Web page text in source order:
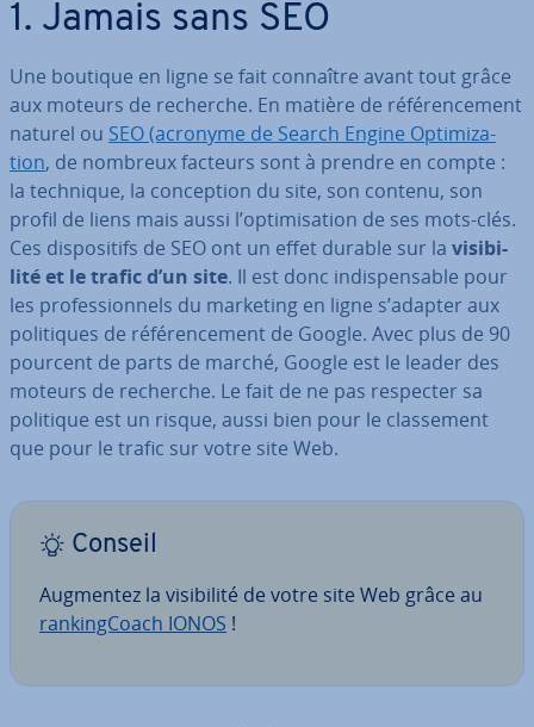
1. Jamais sans SEO
Une boutique en ligne se fait connaître avant tout grâce
aux moteurs de recherche. En matière de ré­fé­ren­ce­ment
naturel ou SEO (acronyme de Search Engine Op­ti­mi­za­
tion, de nombreux facteurs sont à prendre en compte :
la technique, la con­cep­tion du site, son contenu, son
profil de liens mais aussi l’op­ti­mi­sa­tion de ses mots-clés.
Ces dis­po­si­tifs de SEO ont un effet durable sur la vi­si­bi­
lité et le trafic d’un site. Il est donc in­dis­pen­sable pour
les pro­fes­sion­nels du marketing en ligne s’adapter aux
po­li­tiques de ré­fé­ren­ce­ment de Google. Avec plus de 90
pourcent de parts de marché, Google est le leader des
moteurs de recherche. Le fait de ne pas respecter sa
politique est un risque, aussi bien pour le clas­se­ment
que pour le trafic sur votre site Web.
Conseil
Augmentez la vi­si­bi­lité de votre site Web grâce au
ran­king­Coach IONOS !